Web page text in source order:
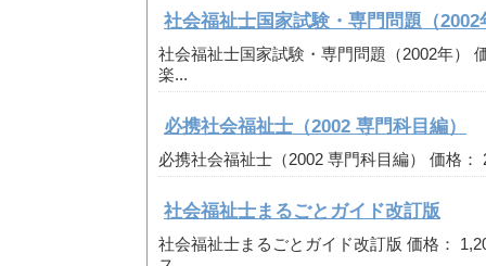
社会福祉士国家試験・専門問題（2002
社会福祉士国家試験・専門問題（2002年）
楽...
必携社会福祉士（2002 専門科目編）
必携社会福祉士（2002 専門科目編） 価格：
社会福祉士まるごとガイド改訂版
社会福祉士まるごとガイド改訂版 価格：